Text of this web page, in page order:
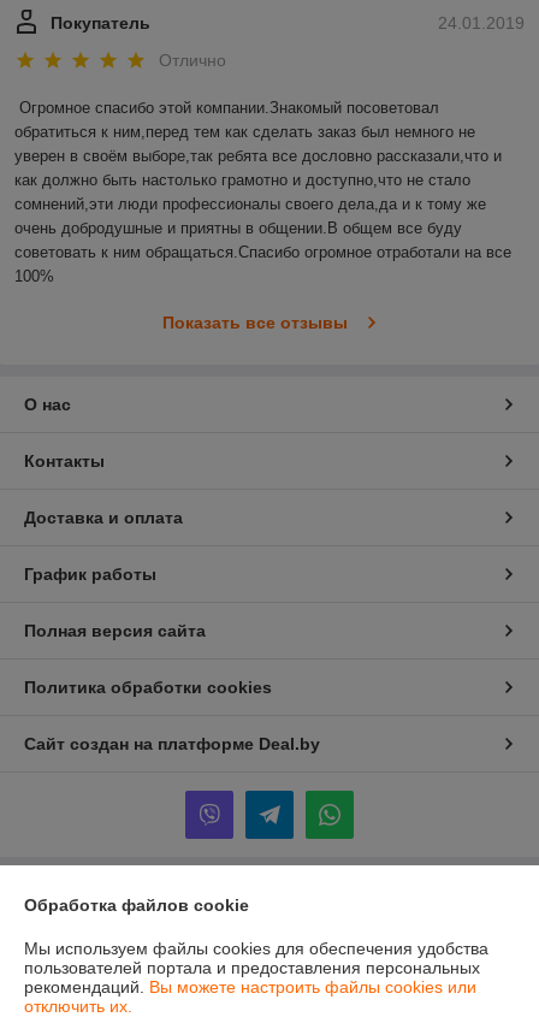
24.01.2019
Покупатель
Отлично
Огромное спасибо этой компании.Знакомый посоветовал
обратиться к ним,перед тем как сделать заказ был немного не
уверен в своём выборе,так ребята все дословно рассказали,что и
как должно быть настолько грамотно и доступно,что не стало
сомнений,эти люди профессионалы своего дела,да и к тому же
очень добродушные и приятны в общении.В общем все буду
советовать к ним обращаться.Спасибо огромное отработали на все
100%
Показать все отзывы
О нас
Контакты
Доставка и оплата
График работы
Полная версия сайта
Политика обработки cookies
Сайт создан на платформе Deal.by
Информация для покупателя
Юридическое лицо:ООО "ПрофПрогресс"
г. Минск, ул. Ольшевского 10, пом. 303
Регистрационный номер ЕГР: 191960865
Обработка файлов cookie
Мы используем файлы cookies для обеспечения удобства
пользователей портала и предоставления персональных
рекомендаций. Вы можете настроить файлы cookies или
отключить их.